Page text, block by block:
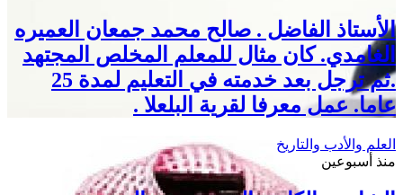
الأستاذ الفاضل . صالح محمد جمعان العميره
الغامدي. كان مثال للمعلم المخلص المجتهد
.ثم ترجل بعد خدمته في التعليم لمدة 25
عاما. عمل معرفا لقرية البلعلا .
العلم والأدب والتاريخ
منذ أسبوعين